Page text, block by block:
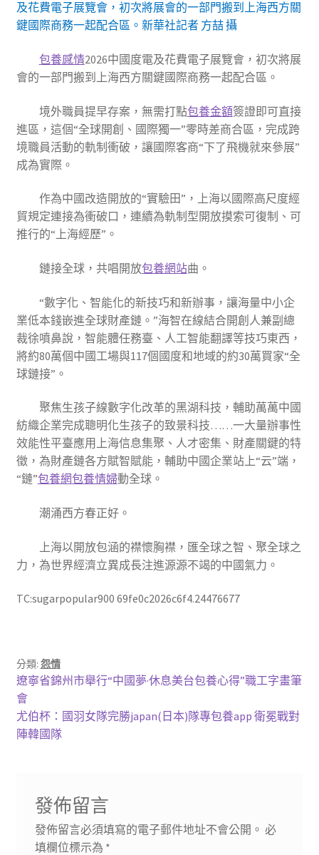
及花費電子展覽會，初次將展會的一部門搬到上海西方關
鍵國際商務一起配合區。新華社記者 方喆 攝
包養感情2026中國度電及花費電子展覽會，初次將展
會的一部門搬到上海西方關鍵國際商務一起配合區。
境外職員提早存案，無需打點包養金額簽證即可直接
進區，這個“全球開創、國際獨一”零時差商合區，完成跨
境職員活動的軌制衝破，讓國際客商“下了飛機就來參展”
成為實際。
作為中國改造開放的“實驗田”，上海以國際高尺度經
貿規定連接為衝破口，連續為軌制型開放摸索可復制、可
推行的“上海經歷”。
鏈接全球，共唱開放包養網站曲。
“數字化、智能化的新技巧和新辦事，讓海量中小企
業低本錢嵌進全球財產鏈。”海智在線結合開創人兼副總
裁徐噴鼻說，智能體任務臺、人工智能翻譯等技巧東西，
將約80萬個中國工場與117個國度和地域的約30萬買家“全
球鏈接”。
聚焦生孩子線數字化改革的黑湖科技，輔助萬萬中國
紡織企業完成聰明化生孩子的致景科技……一大量辦事性
效能性平臺應用上海信息集聚、人才密集、財產關鍵的特
徵，為財產鏈各方賦智賦能，輔助中國企業站上“云”端，
“鏈”包養網包養情婦動全球。
潮涌西方春正好。
上海以開放包涵的襟懷胸襟，匯全球之智、聚全球之
力，為世界經濟立異成長注進源源不竭的中國氣力。
TC:sugarpopular900 69fe0c2026c6f4.24476677
分類: 怨情
文
章
導
上
一
篇
文
遼寧省錦州市舉行“中國夢·休息美台包養心得”職工字畫筆
會
下
一
尤伯杯：國羽女隊完勝japan(日本)隊專包養app 衛冕戰對
陣韓國隊
發佈留言
發佈留言必須填寫的電子郵件地址不會公開。 必
填欄位標示為 *